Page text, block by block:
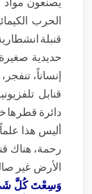
الحرب
قنبلة
حديدية
إنساناً،
قنابل
دائرة
أليس هذا
رحمة، هناك
الأرض غير
وَسِعْتَ كُلَّ